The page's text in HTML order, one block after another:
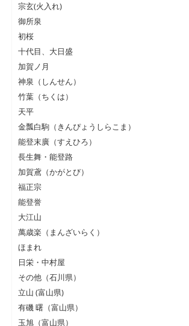
宗玄(火入れ)
御所泉
初桜
十代目、大日盛
加賀ノ月
神泉（しんせん）
竹葉（ちくは）
天平
金瓢白駒（きんぴょうしらこま）
能登末廣（すえひろ）
長生舞・能登路
加賀鳶（かがとび）
福正宗
能登誉
大江山
萬歳楽（まんざいらく）
ほまれ
日栄・中村屋
その他（石川県）
立山 (富山県)
有磯 曙（富山県）
玉旭（富山県）